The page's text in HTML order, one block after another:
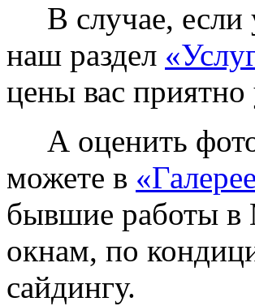
В случае, если
наш раздел
цены вас
А оценить
можете в
бывшие работы в
окнам, по
сайдингу.